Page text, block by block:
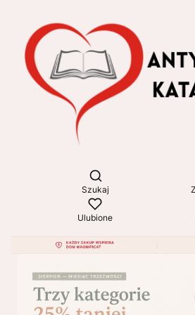
Otwórz wyszukiwarkę
Szukaj
Ulubione